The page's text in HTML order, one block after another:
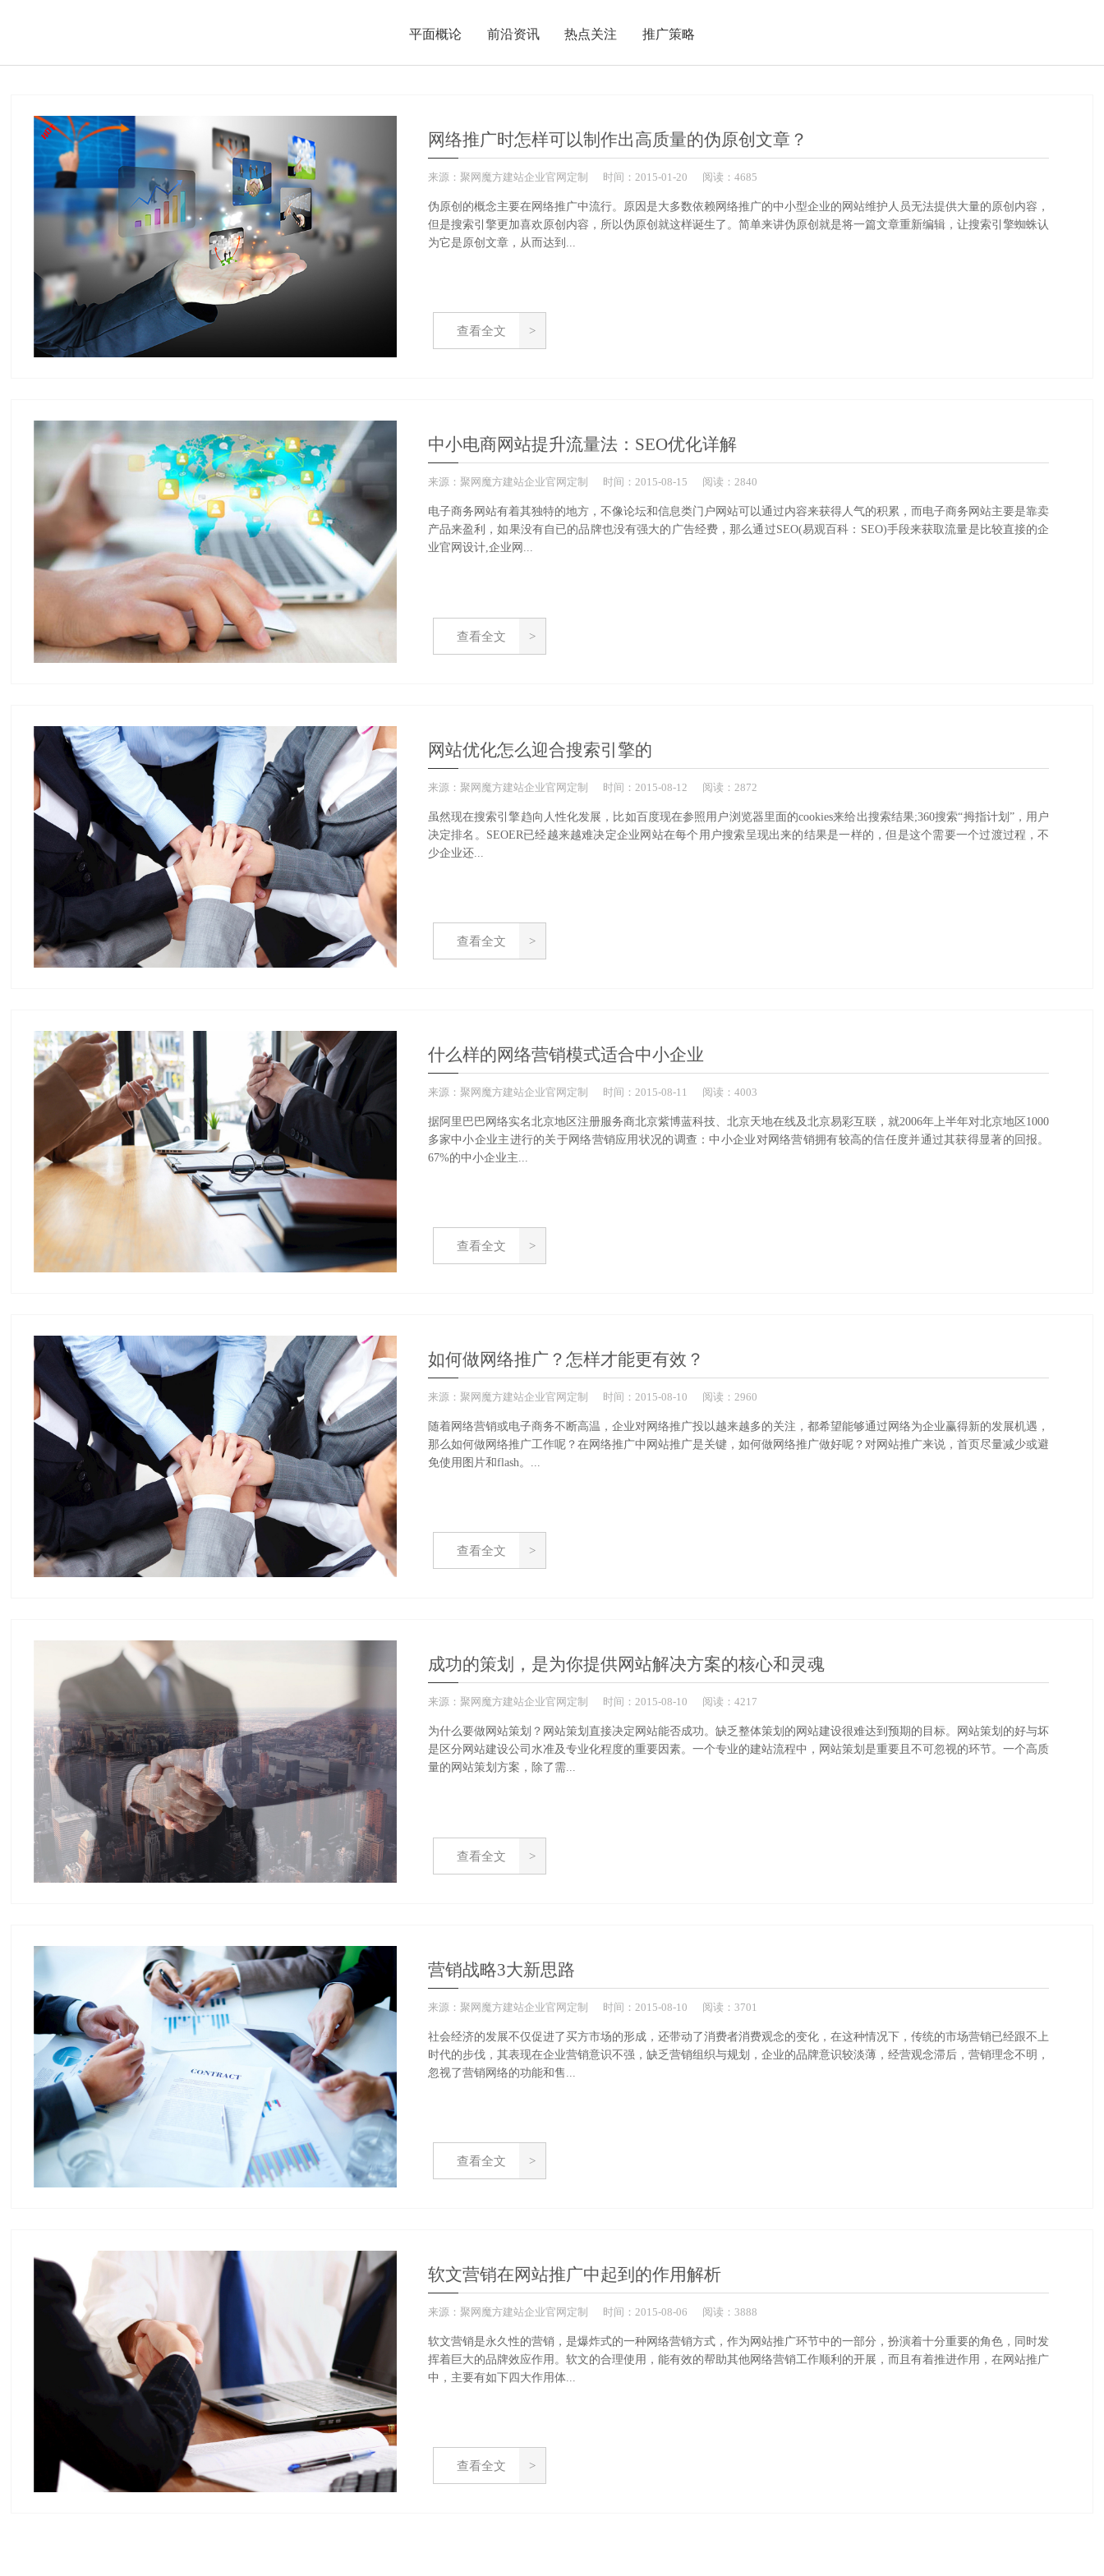
平面概论 前沿资讯 热点关注 推广策略
网络推广时怎样可以制作出高质量的伪原创文章？
来源： 聚网魔方建站企业官网定制 时间： 2015-01-20 阅读：4685
伪原创的概念主要在网络推广中流行。原因是大多数依赖网络推广的中小型企业的网站维护人员无法提供大量的原创内容，
但是搜索引擎更加喜欢原创内容，所以伪原创就这样诞生了。简单来讲伪原创就是将一篇文章重新编辑，让搜索引擎蜘蛛认
为它是原创文章，从而达到...
查看全文
中小电商网站提升流量法：SEO优化详解
来源： 聚网魔方建站企业官网定制 时间： 2015-08-15 阅读：2840
电子商务网站有着其独特的地方，不像论坛和信息类门户网站可以通过内容来获得人气的积累，而电子商务网站主要是靠卖
产品来盈利，如果没有自已的品牌也没有强大的广告经费，那么通过SEO(易观百科：SEO)手段来获取流量是比较直接的企
业官网设计,企业网...
查看全文
网站优化怎么迎合搜索引擎的
来源： 聚网魔方建站企业官网定制 时间： 2015-08-12 阅读：2872
虽然现在搜索引擎趋向人性化发展，比如百度现在参照用户浏览器里面的cookies来给出搜索结果;360搜索“拇指计划”，用户
决定排名。SEOER已经越来越难决定企业网站在每个用户搜索呈现出来的结果是一样的，但是这个需要一个过渡过程，不
少企业还...
查看全文
什么样的网络营销模式适合中小企业
来源： 聚网魔方建站企业官网定制 时间： 2015-08-11 阅读：4003
据阿里巴巴网络实名北京地区注册服务商北京紫博蓝科技、北京天地在线及北京易彩互联，就2006年上半年对北京地区1000
多家中小企业主进行的关于网络营销应用状况的调查：中小企业对网络营销拥有较高的信任度并通过其获得显著的回报。
67%的中小企业主...
查看全文
如何做网络推广？怎样才能更有效？
来源： 聚网魔方建站企业官网定制 时间： 2015-08-10 阅读：2960
随着网络营销或电子商务不断高温，企业对网络推广投以越来越多的关注，都希望能够通过网络为企业赢得新的发展机遇，
那么如何做网络推广工作呢？在网络推广中网站推广是关键，如何做网络推广做好呢？对网站推广来说，首页尽量减少或避
免使用图片和flash。...
查看全文
成功的策划，是为你提供网站解决方案的核心和灵魂
来源： 聚网魔方建站企业官网定制 时间： 2015-08-10 阅读：4217
为什么要做网站策划？网站策划直接决定网站能否成功。缺乏整体策划的网站建设很难达到预期的目标。网站策划的好与坏
是区分网站建设公司水准及专业化程度的重要因素。一个专业的建站流程中，网站策划是重要且不可忽视的环节。一个高质
量的网站策划方案，除了需...
查看全文
营销战略3大新思路
来源： 聚网魔方建站企业官网定制 时间： 2015-08-10 阅读：3701
社会经济的发展不仅促进了买方市场的形成，还带动了消费者消费观念的变化，在这种情况下，传统的市场营销已经跟不上
时代的步伐，其表现在企业营销意识不强，缺乏营销组织与规划，企业的品牌意识较淡薄，经营观念滞后，营销理念不明，
忽视了营销网络的功能和售...
查看全文
软文营销在网站推广中起到的作用解析
来源： 聚网魔方建站企业官网定制 时间： 2015-08-06 阅读：3888
软文营销是永久性的营销，是爆炸式的一种网络营销方式，作为网站推广环节中的一部分，扮演着十分重要的角色，同时发
挥着巨大的品牌效应作用。软文的合理使用，能有效的帮助其他网络营销工作顺利的开展，而且有着推进作用，在网站推广
中，主要有如下四大作用体...
查看全文